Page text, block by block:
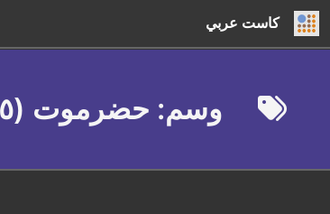
كاست عربي
وسم: حضرموت (٥)